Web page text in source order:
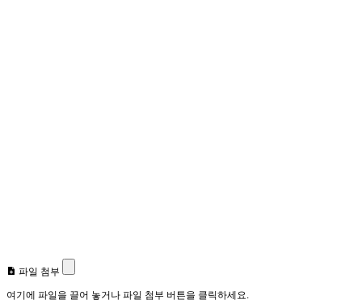
파일 첨부
여기에 파일을 끌어 놓거나 파일 첨부 버튼을 클릭하세요.